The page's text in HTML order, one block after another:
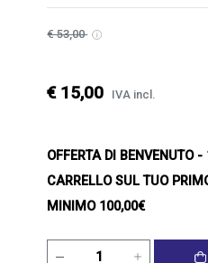
€ 53,00
€ 15,00 IVA incl.
OFFERTA DI BENVENUTO-
CARRELLO SUL TUO
MINIMO 100,00€